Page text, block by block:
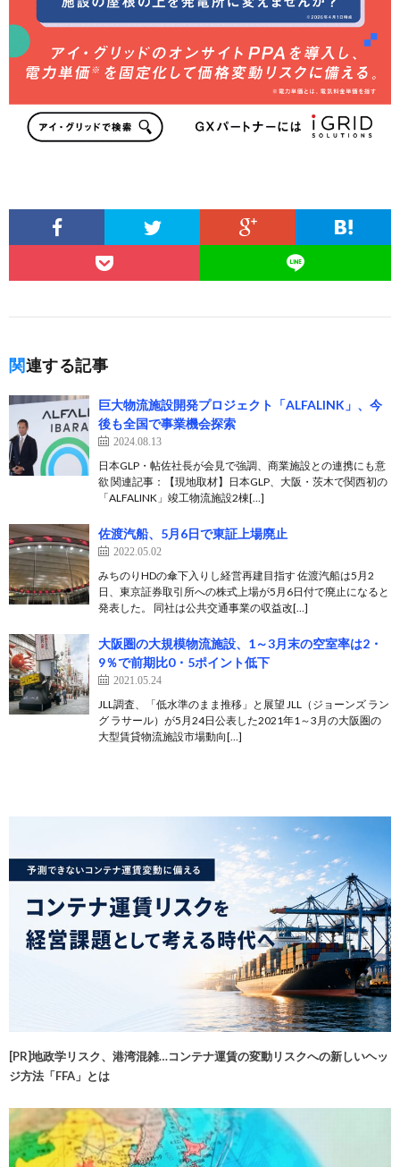
関連する記事
巨大物流施設開発プロジェクト「ALFALINK」、今
後も全国で事業機会探索
2024.08.13
日本GLP・帖佐社長が会見で強調、商業施設との連携にも意
欲 関連記事：【現地取材】日本GLP、大阪・茨木で関西初の
「ALFALINK」竣工物流施設2棟[…]
佐渡汽船、5月6日で東証上場廃止
2022.05.02
みちのりHDの傘下入りし経営再建目指す 佐渡汽船は5月2
日、東京証券取引所への株式上場が5月6日付で廃止になると
発表した。 同社は公共交通事業の収益改[…]
大阪圏の大規模物流施設、1～3月末の空室率は2・
9％で前期比0・5ポイント低下
2021.05.24
JLL調査、「低水準のまま推移」と展望 JLL（ジョーンズ ラン
グ ラサール）が5月24日公表した2021年1～3月の大阪圏の
大型賃貸物流施設市場動向[…]
[PR]地政学リスク、港湾混雑…コンテナ運賃の変動リスクへの新しいヘッ
ジ方法「FFA」とは